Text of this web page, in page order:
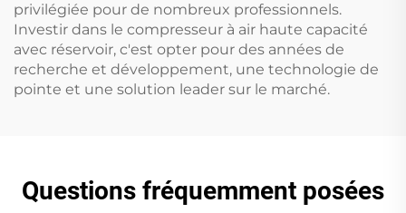
privilégiée pour de nombreux professionnels.
Investir dans le compresseur à air haute capacité
avec réservoir, c'est opter pour des années de
recherche et développement, une technologie de
pointe et une solution leader sur le marché.
Questions fréquemment posées